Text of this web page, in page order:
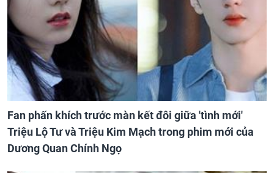
Fan phấn khích trước màn kết đôi giữa 'tình mới'
Triệu Lộ Tư và Triệu Kim Mạch trong phim mới của
Dương Quan Chính Ngọ